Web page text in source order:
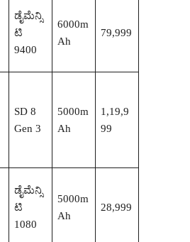
ಡೈಮೆನ್ಸಿ
ಟಿ
9400
6000m
Ah
79,999
SD 8
Gen 3
5000m
Ah
1,19,9
99
ಡೈಮೆನ್ಸಿ
ಟಿ
1080
5000m
Ah
28,999